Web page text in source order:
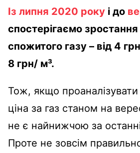
Із липня 2020 року і до
спостерігаємо зростання
спожитого газу – від 4
8 грн/ м³.
Тож, якщо
ціна за газ станом на
не є найнижчою за останні
Проте не зовсім